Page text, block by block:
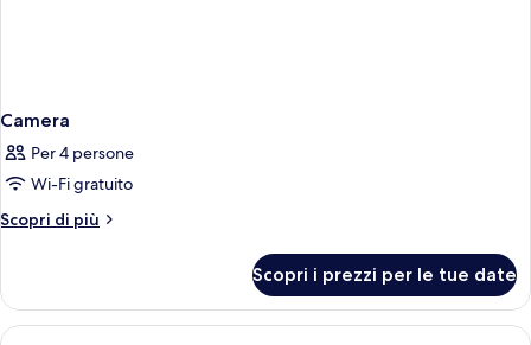
Camera
Per 4 persone
Wi-Fi gratuito
Scopri di più
Altri
Scopri i prezzi per le tue date